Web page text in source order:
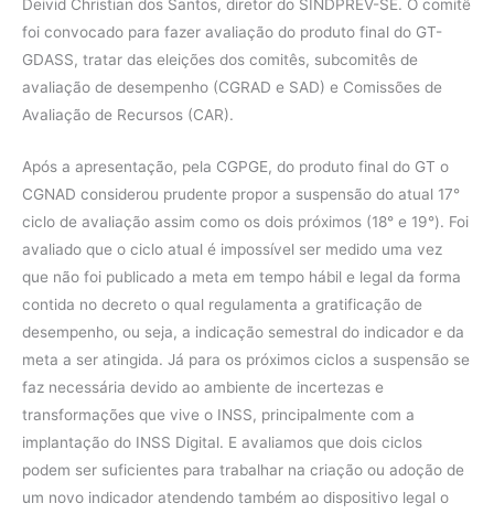
Deivid Christian dos Santos, diretor do SINDPREV-SE. O comitê
foi convocado para fazer avaliação do produto final do GT-
GDASS, tratar das eleições dos comitês, subcomitês de
avaliação de desempenho (CGRAD e SAD) e Comissões de
Avaliação de Recursos (CAR).
Após a apresentação, pela CGPGE, do produto final do GT o
CGNAD considerou prudente propor a suspensão do atual 17°
ciclo de avaliação assim como os dois próximos (18° e 19°). Foi
avaliado que o ciclo atual é impossível ser medido uma vez
que não foi publicado a meta em tempo hábil e legal da forma
contida no decreto o qual regulamenta a gratificação de
desempenho, ou seja, a indicação semestral do indicador e da
meta a ser atingida. Já para os próximos ciclos a suspensão se
faz necessária devido ao ambiente de incertezas e
transformações que vive o INSS, principalmente com a
implantação do INSS Digital. E avaliamos que dois ciclos
podem ser suficientes para trabalhar na criação ou adoção de
um novo indicador atendendo também ao dispositivo legal o